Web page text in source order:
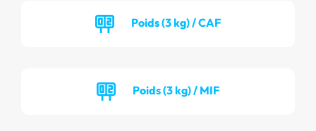
Poids (3 kg) / CAF
Poids (3 kg) / MIF